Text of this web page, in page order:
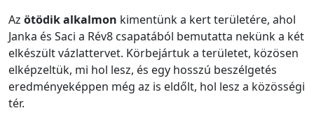
Az ötödik alkalmon kimentünk a kert területére, ahol
Janka és Saci a Rév8 csapatából bemutatta nekünk a két
elkészült vázlattervet. Körbejártuk a területet, közösen
elképzeltük, mi hol lesz, és egy hosszú beszélgetés
eredményeképpen még az is eldőlt, hol lesz a közösségi
tér.